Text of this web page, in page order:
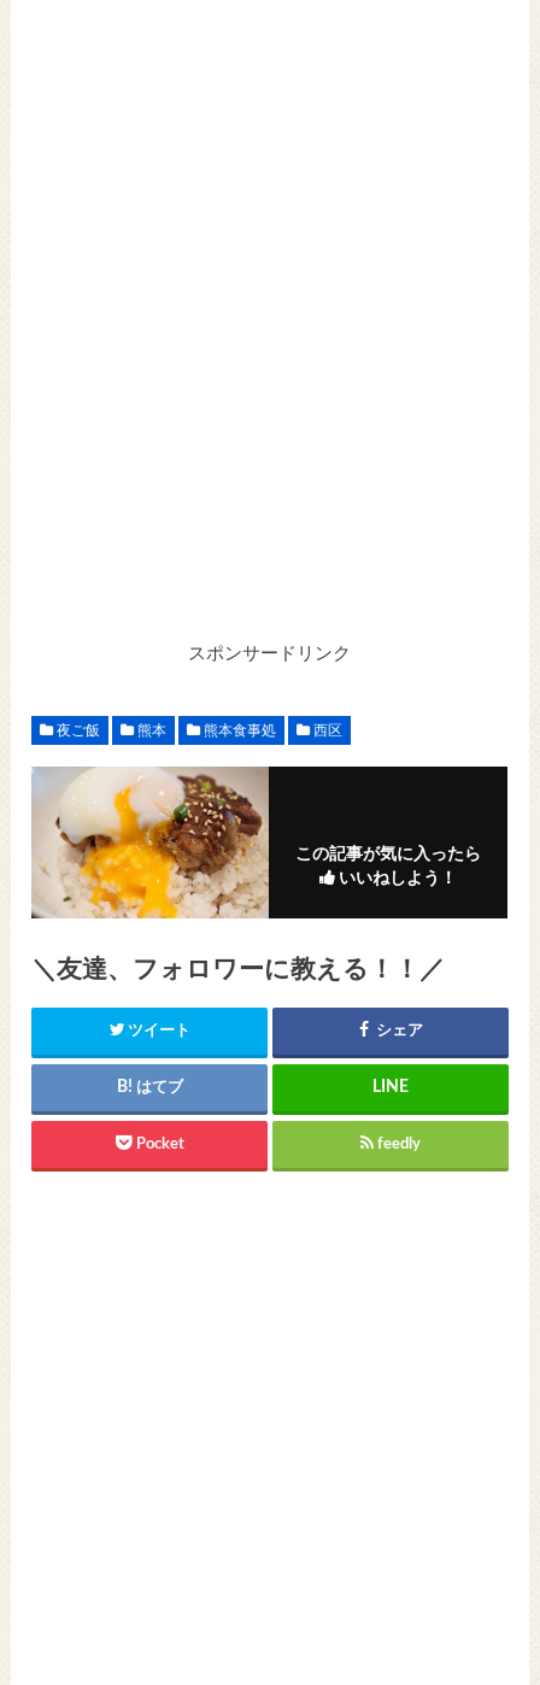
スポンサードリンク
夜ご飯 熊本 熊本食事処 西区
この記事が気に入ったら
いいねしよう！
＼友達、フォロワーに教える！！／
ツイート シェア
はてブ
Pocket feedly